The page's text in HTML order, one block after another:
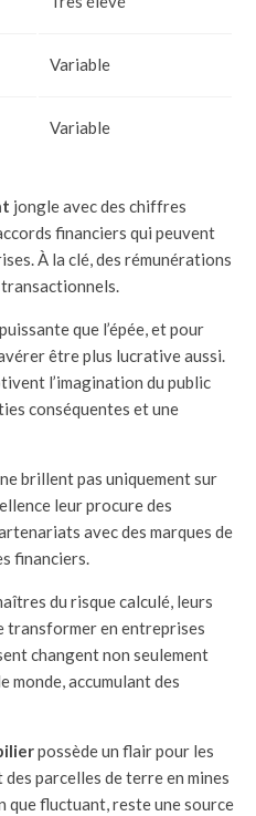
Variable
Variable
jongle avec des chiffres
financiers qui peuvent
À la clé, des rémunérations
transactionnels.
que l’épée, et pour
être plus lucrative aussi.
l’imagination du public
conséquentes et une
ne brillent pas uniquement sur
leur procure des
avec des marques de
financiers.
du risque calculé, leurs
transformer en entreprises
changent non seulement
monde, accumulant des
possède un flair pour les
parcelles de terre en mines
que fluctuant, reste une source